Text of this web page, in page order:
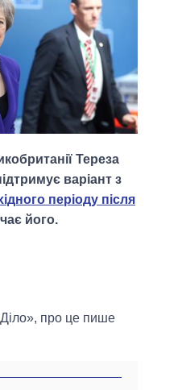
Тереза
варіант з
періоду після
його.
про це пише